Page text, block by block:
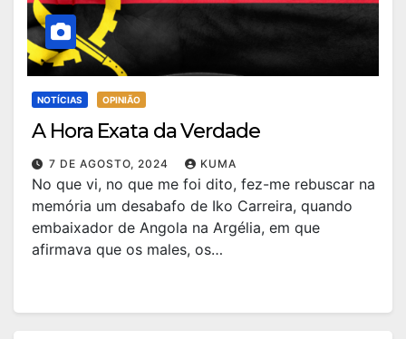
NOTÍCIAS OPINIÃO
A Hora Exata da Verdade
7 DE AGOSTO, 2024 KUMA
No que vi, no que me foi dito, fez-me rebuscar na
memória um desabafo de Iko Carreira, quando
embaixador de Angola na Argélia, em que
afirmava que os males, os…